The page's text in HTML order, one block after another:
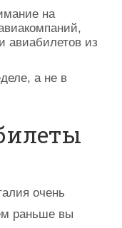
на
авиабилетов из
а не в
очень
раньше вы